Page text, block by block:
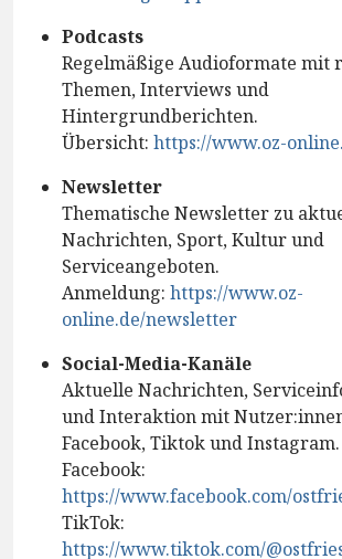
Podcasts
Regelmäßige Audioformate mit
Themen, Interviews und
Hintergrundberichten.
Übersicht: https://www.oz-
Newsletter
Thematische Newsletter zu
Nachrichten, Sport, Kultur und
Serviceangeboten.
Anmeldung: https://www.oz-
online.de/newsletter
Social-Media-Kanäle
Aktuelle Nachrichten,
und Interaktion mit
Facebook, Tiktok und Instagram.
Facebook:
https://www.facebook.com/
TikTok:
https://www.tiktok.com/